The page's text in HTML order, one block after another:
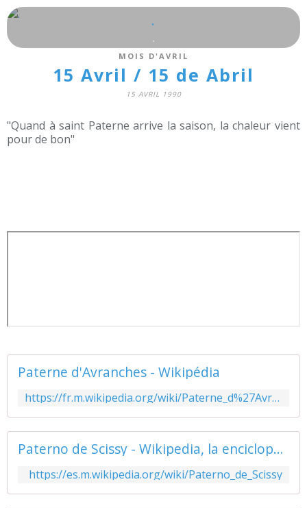
.
.
MOIS D'AVRIL
15 Avril / 15 de Abril
15 AVRIL 1990
"Quand à saint Paterne arrive la saison, la chaleur vient
pour de bon"
Paterne d'Avranches - Wikipédia
https://fr.m.wikipedia.org/wiki/Paterne_d%27Avranches
Paterno de Scissy - Wikipedia, la enciclopedia libre
https://es.m.wikipedia.org/wiki/Paterno_de_Scissy